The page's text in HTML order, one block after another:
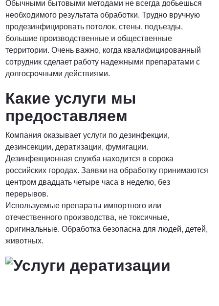
ПОЗВОНИТЬ
Обычными бытовыми методами не всегда добьешься
необходимого результата обработки. Трудно вручную
продезинфицировать потолок, стены, подъезды,
большие производственные и общественные
территории. Очень важно, когда квалифицированный
сотрудник сделает работу надежными препаратами с
долгосрочными действиями.
Какие услуги мы
предоставляем
Компания оказывает услуги по дезинфекции,
дезинсекции, дератизации, фумигации.
Дезинфекционная служба находится в сорока
российских городах. Заявки на обработку принимаются
центром двадцать четыре часа в неделю, без
перерывов.
Используемые препараты импортного или
отечественного производства, не токсичные,
оригинальные. Обработка безопасна для людей, детей,
животных.